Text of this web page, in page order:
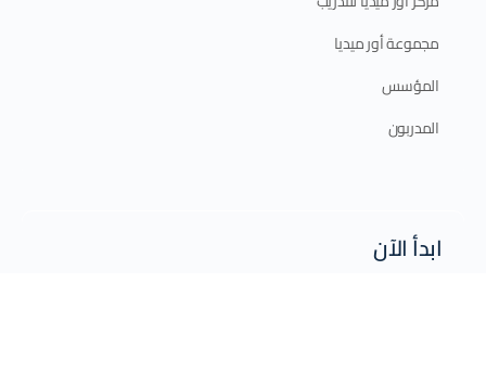
مجموعة أور ميديا
المؤسس
المدربون
ابدأ الآن